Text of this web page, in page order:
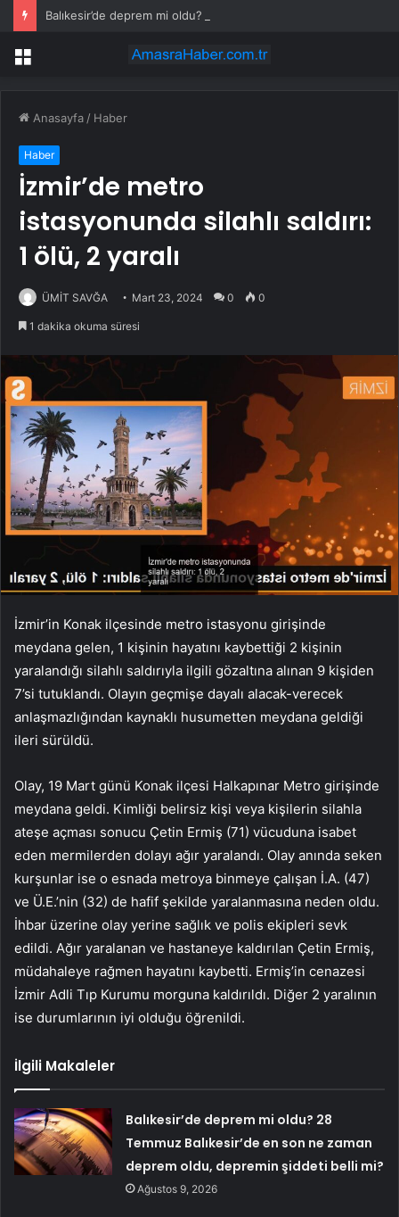
Menü
Anasayfa / Haber
Haber
İzmir’de metro
istasyonunda silahlı saldırı:
1 ölü, 2 yaralı
ÜMİT SAVĞA Mart 23, 2024 0 0
1 dakika okuma süresi
İzmir’in Konak ilçesinde metro istasyonu girişinde
meydana gelen, 1 kişinin hayatını kaybettiği 2 kişinin
yaralandığı silahlı saldırıyla ilgili gözaltına alınan 9 kişiden
7’si tutuklandı. Olayın geçmişe dayalı alacak-verecek
anlaşmazlığından kaynaklı husumetten meydana geldiği
ileri sürüldü.
Olay, 19 Mart günü Konak ilçesi Halkapınar Metro girişinde
meydana geldi. Kimliği belirsiz kişi veya kişilerin silahla
ateşe açması sonucu Çetin Ermiş (71) vücuduna isabet
eden mermilerden dolayı ağır yaralandı. Olay anında seken
kurşunlar ise o esnada metroya binmeye çalışan İ.A. (47)
ve Ü.E.’nin (32) de hafif şekilde yaralanmasına neden oldu.
İhbar üzerine olay yerine sağlık ve polis ekipleri sevk
edildi. Ağır yaralanan ve hastaneye kaldırılan Çetin Ermiş,
müdahaleye rağmen hayatını kaybetti. Ermiş’in cenazesi
İzmir Adli Tıp Kurumu morguna kaldırıldı. Diğer 2 yaralının
ise durumlarının iyi olduğu öğrenildi.
İlgili Makaleler
Balıkesir’de deprem mi oldu? 28
Temmuz Balıkesir’de en son ne zaman
deprem oldu, depremin şiddeti belli mi?
Ağustos 9, 2026